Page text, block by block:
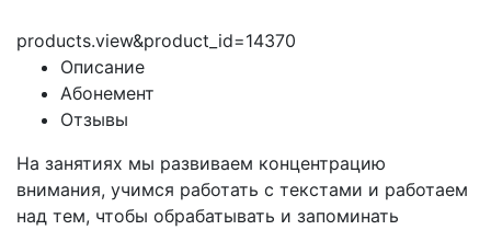
products.view&product_id=14370
Описание
Абонемент
Отзывы
На занятиях мы развиваем концентрацию
внимания, учимся работать с текстами и работаем
над тем, чтобы обрабатывать и запоминать